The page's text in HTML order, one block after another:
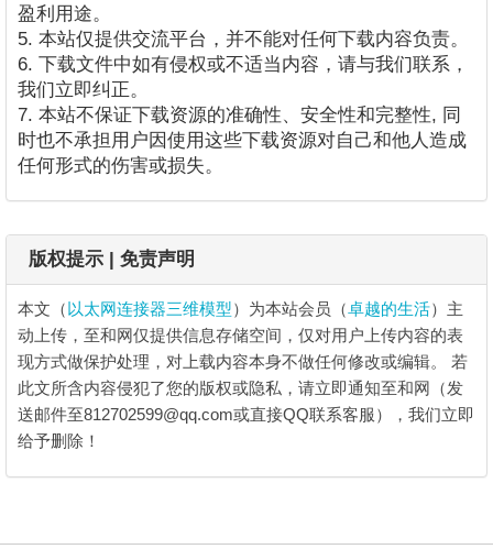
盈利用途。
5. 本站仅提供交流平台，并不能对任何下载内容负责。
6. 下载文件中如有侵权或不适当内容，请与我们联系，
我们立即纠正。
7. 本站不保证下载资源的准确性、安全性和完整性, 同
时也不承担用户因使用这些下载资源对自己和他人造成
任何形式的伤害或损失。
版权提示 | 免责声明
本文（ 以太网连接器三维模型）为本站会员（卓越的生活）主
动上传，至和网仅提供信息存储空间，仅对用户上传内容的表
现方式做保护处理，对上载内容本身不做任何修改或编辑。 若
此文所含内容侵犯了您的版权或隐私，请立即通知至和网（发
送邮件至812702599@qq.com或直接QQ联系客服），我们立即
给予删除！